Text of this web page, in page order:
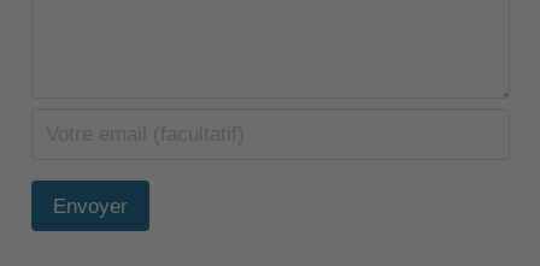
Envoyer